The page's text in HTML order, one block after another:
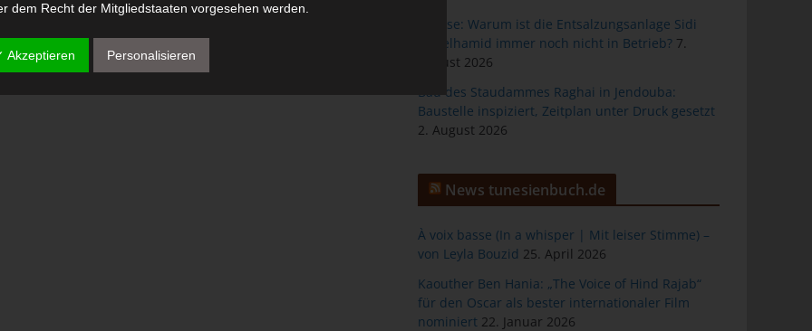
Sousse: Warum ist die Entsalzungsanlage Sidi
Abdelhamid immer noch nicht in Betrieb? 7.
August 2026
Bau des Staudammes Raghai in Jendouba:
Baustelle inspiziert, Zeitplan unter Druck gesetzt
2. August 2026
News tunesienbuch.de
À voix basse (In a whisper | Mit leiser Stimme) –
von Leyla Bouzid 25. April 2026
Kaouther Ben Hania: „The Voice of Hind Rajab“
für den Oscar als bester internationaler Film
nominiert 22. Januar 2026
dem Recht der Mitgliedstaaten vorgesehen werden.
Auftragsverarbeiter
ist eine natürliche oder juristische Person, Behörde,
Akzeptieren Personalisieren